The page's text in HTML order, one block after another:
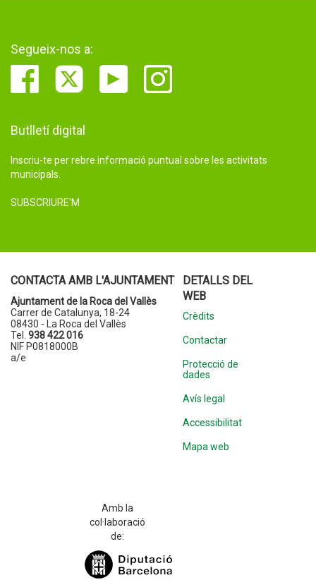
Segueix-nos a:
Butlletí digital
Inscriu-te per rebre informació puntual sobre les activitats
municipals.
SUBSCRIURE'M
CONTACTA AMB L'AJUNTAMENT
Ajuntament de la Roca del Vallès
Carrer de Catalunya, 18-24
08430 - La Roca del Vallès
Tel. 938 422 016
NIF P0818000B
a/e
DETALLS DEL
WEB
Crèdits
Contactar
Protecció de
dades
Avís legal
Accessibilitat
Mapa web
Amb la
col·laboració
de: